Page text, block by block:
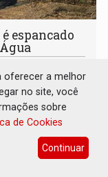
espancado
João Paulo II
oferecer a melhor
no site, você
sobre
de Cookies
Continuar